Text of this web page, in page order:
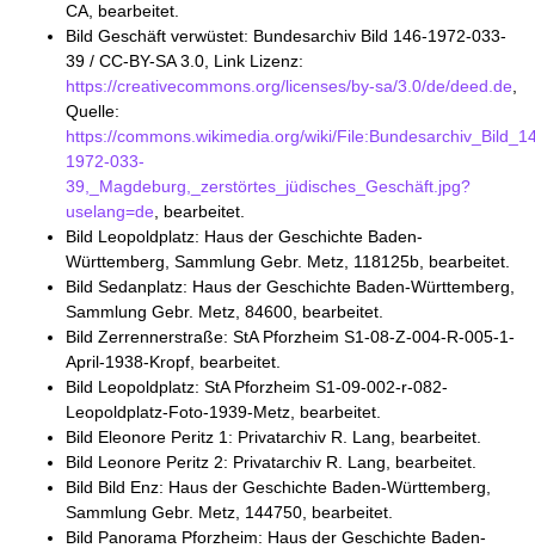
CA, bearbeitet.
Bild Geschäft verwüstet: Bundesarchiv Bild 146-1972-033-
39 / CC-BY-SA 3.0, Link Lizenz:
https://creativecommons.org/licenses/by-sa/3.0/de/deed.de
Quelle:
https://commons.wikimedia.org/wiki/
1972-033-
39,_Magdeburg,_zerstörtes_jüdisches_Geschäft.jpg?
uselang=de , bearbeitet.
Bild Leopoldplatz: Haus der Geschichte Baden-
Württemberg, Sammlung Gebr. Metz, 118125b, bearbeitet.
Bild Sedanplatz: Haus der Geschichte Baden-Württemberg,
Sammlung Gebr. Metz, 84600, bearbeitet.
Bild Zerrennerstraße: StA Pforzheim S1-08-Z-004-R-005-1-
April-1938-Kropf, bearbeitet.
Bild Leopoldplatz: StA Pforzheim S1-09-002-r-082-
Leopoldplatz-Foto-1939-Metz, bearbeitet.
Bild Eleonore Peritz 1: Privatarchiv R. Lang, bearbeitet.
Bild Leonore Peritz 2: Privatarchiv R. Lang, bearbeitet.
Bild Bild Enz: Haus der Geschichte Baden-Württemberg,
Sammlung Gebr. Metz, 144750, bearbeitet.
Bild Panorama Pforzheim: Haus der Geschichte Baden-